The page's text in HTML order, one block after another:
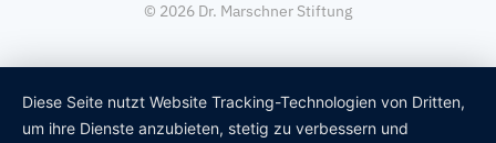
© 2026 Dr. Marschner Stiftung
Diese Seite nutzt Website Tracking-Technologien von Dritten,
um ihre Dienste anzubieten, stetig zu verbessern und